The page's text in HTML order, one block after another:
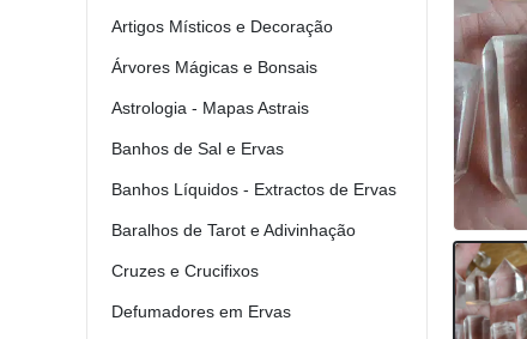
Artigos Místicos e Decoração
Árvores Mágicas e Bonsais
Astrologia - Mapas Astrais
Banhos de Sal e Ervas
Banhos Líquidos - Extractos de Ervas
Baralhos de Tarot e Adivinhação
Cruzes e Crucifixos
Defumadores em Ervas